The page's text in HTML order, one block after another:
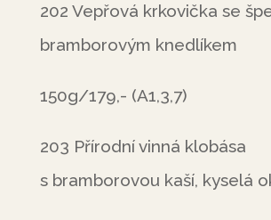
202 Vepřová krkovička se
bramborovým knedlíkem
150g/179,- (A1,3,7)
203 Přírodní vinná klobása
s bramborovou kaší, kyselá